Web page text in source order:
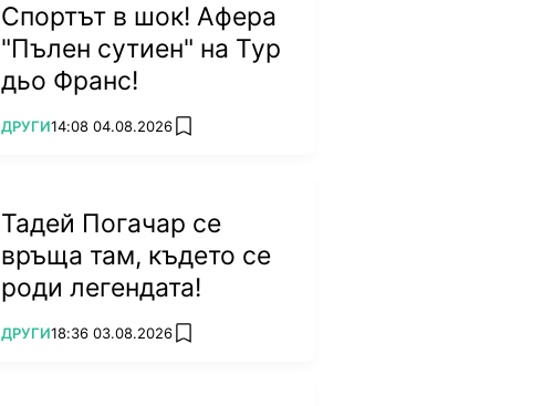
Спортът в шок! Афера
"Пълен сутиен" на Тур
дьо Франс!
ПОВЕЧЕ ОТ
ДРУГИ14:08 04.08.2026 add favorites
Тадей Погачар се
връща там, където се
роди легендата!
ПОВЕЧЕ ОТ
ДРУГИ18:36 03.08.2026 add favorites